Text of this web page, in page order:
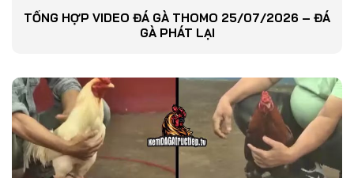
TỔNG HỢP VIDEO ĐÁ GÀ THOMO 25/07/2026 – ĐÁ
GÀ PHÁT LẠI